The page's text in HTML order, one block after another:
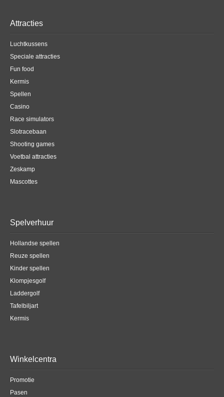
Attracties
Luchtkussens
Speciale attracties
Fun food
Kermis
Spellen
Casino
Race simulators
Slotracebaan
Shooting games
Voetbal attracties
Zeskamp
Mascottes
Spelverhuur
Hollandse spellen
Reuze spellen
Kinder spellen
Klompjesgolf
Laddergolf
Tafelbiljart
Kermis
Winkelcentra
Promotie
Pasen